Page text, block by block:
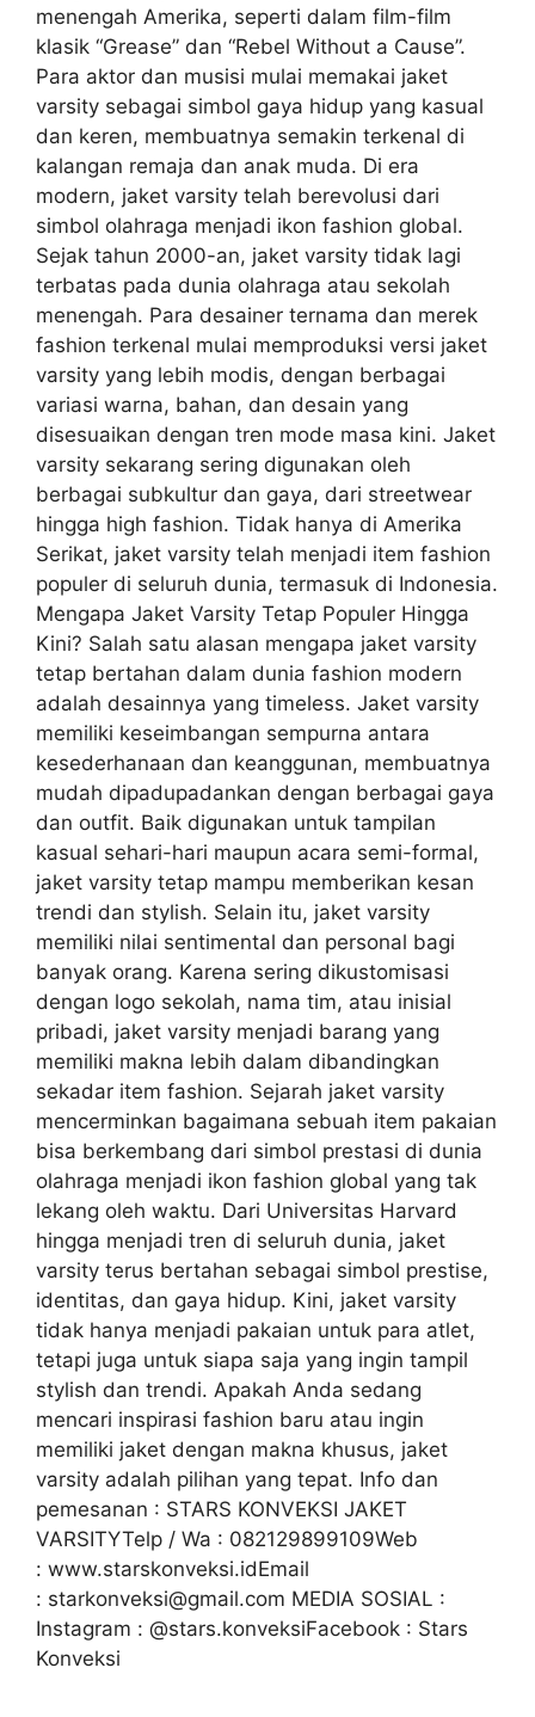
menengah Amerika, seperti dalam film-film
klasik “Grease” dan “Rebel Without a Cause”.
Para aktor dan musisi mulai memakai jaket
varsity sebagai simbol gaya hidup yang kasual
dan keren, membuatnya semakin terkenal di
kalangan remaja dan anak muda. Di era
modern, jaket varsity telah berevolusi dari
simbol olahraga menjadi ikon fashion global.
Sejak tahun 2000-an, jaket varsity tidak lagi
terbatas pada dunia olahraga atau sekolah
menengah. Para desainer ternama dan merek
fashion terkenal mulai memproduksi versi jaket
varsity yang lebih modis, dengan berbagai
variasi warna, bahan, dan desain yang
disesuaikan dengan tren mode masa kini. Jaket
varsity sekarang sering digunakan oleh
berbagai subkultur dan gaya, dari streetwear
hingga high fashion. Tidak hanya di Amerika
Serikat, jaket varsity telah menjadi item fashion
populer di seluruh dunia, termasuk di Indonesia.
Mengapa Jaket Varsity Tetap Populer Hingga
Kini? Salah satu alasan mengapa jaket varsity
tetap bertahan dalam dunia fashion modern
adalah desainnya yang timeless. Jaket varsity
memiliki keseimbangan sempurna antara
kesederhanaan dan keanggunan, membuatnya
mudah dipadupadankan dengan berbagai gaya
dan outfit. Baik digunakan untuk tampilan
kasual sehari-hari maupun acara semi-formal,
jaket varsity tetap mampu memberikan kesan
trendi dan stylish. Selain itu, jaket varsity
memiliki nilai sentimental dan personal bagi
banyak orang. Karena sering dikustomisasi
dengan logo sekolah, nama tim, atau inisial
pribadi, jaket varsity menjadi barang yang
memiliki makna lebih dalam dibandingkan
sekadar item fashion. Sejarah jaket varsity
mencerminkan bagaimana sebuah item pakaian
bisa berkembang dari simbol prestasi di dunia
olahraga menjadi ikon fashion global yang tak
lekang oleh waktu. Dari Universitas Harvard
hingga menjadi tren di seluruh dunia, jaket
varsity terus bertahan sebagai simbol prestise,
identitas, dan gaya hidup. Kini, jaket varsity
tidak hanya menjadi pakaian untuk para atlet,
tetapi juga untuk siapa saja yang ingin tampil
stylish dan trendi. Apakah Anda sedang
mencari inspirasi fashion baru atau ingin
memiliki jaket dengan makna khusus, jaket
varsity adalah pilihan yang tepat. Info dan
pemesanan : STARS KONVEKSI JAKET
VARSITYTelp / Wa : 082129899109Web
: www.starskonveksi.idEmail
: starkonveksi@gmail.com MEDIA SOSIAL :
Instagram : @stars.konveksiFacebook : Stars
Konveksi